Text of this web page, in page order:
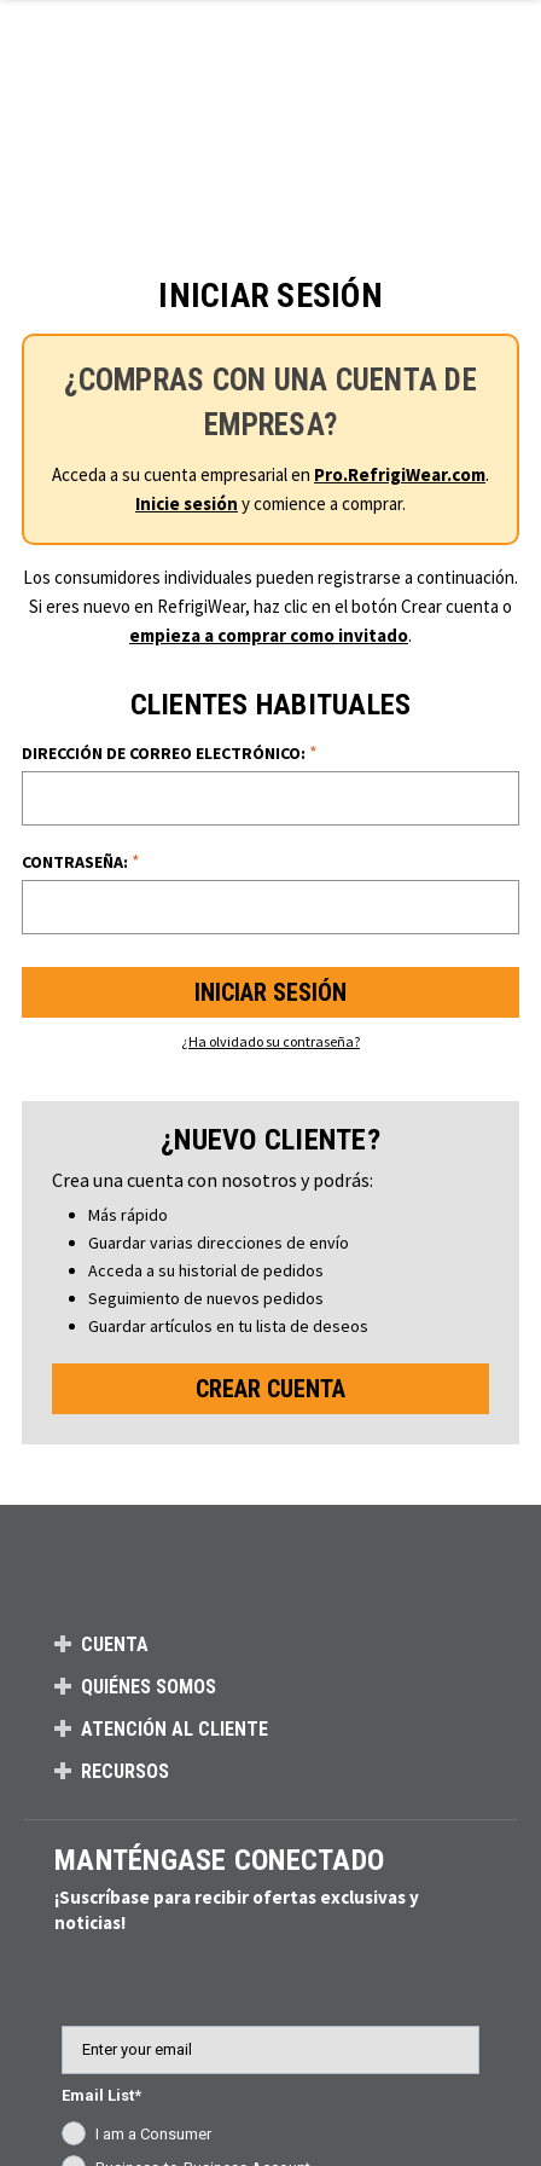
INICIAR SESIÓN
¿COMPRAS CON UNA CUENTA DE
EMPRESA?
Acceda a su cuenta empresarial en Pro.RefrigiWear.com.
Inicie sesión y comience a comprar.
Los consumidores individuales pueden registrarse a continuación.
Si eres nuevo en RefrigiWear, haz clic en el botón Crear cuenta o
empieza a comprar como invitado.
CLIENTES HABITUALES
DIRECCIÓN DE CORREO ELECTRÓNICO: *
CONTRASEÑA: *
¿Ha olvidado su contraseña?
¿NUEVO CLIENTE?
Crea una cuenta con nosotros y podrás:
Más rápido
Guardar varias direcciones de envío
Acceda a su historial de pedidos
Seguimiento de nuevos pedidos
Guardar artículos en tu lista de deseos
CREAR CUENTA
CUENTA
QUIÉNES SOMOS
ATENCIÓN AL CLIENTE
RECURSOS
MANTÉNGASE CONECTADO
¡Suscríbase para recibir ofertas exclusivas y
noticias!
Email List*
I am a Consumer